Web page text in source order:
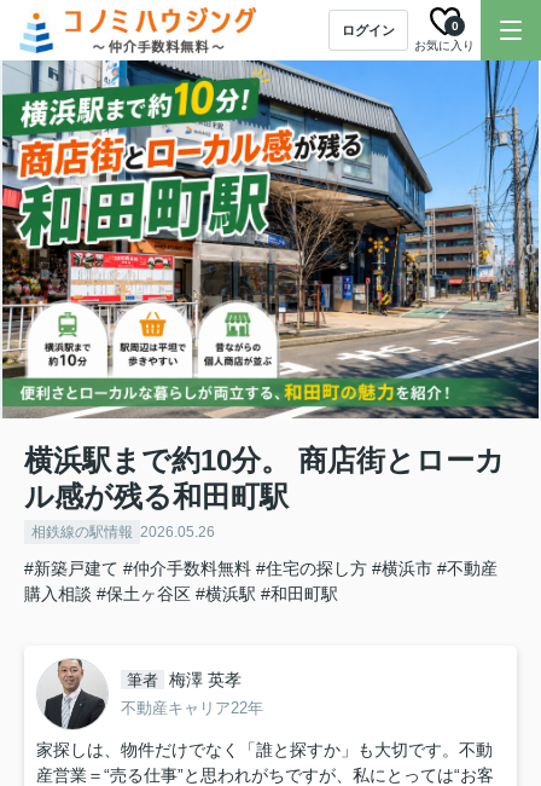
ログイン
お気に入り
0
横浜駅まで約10分。 商店街とローカ
ル感が残る和田町駅
相鉄線の駅情報 2026.05.26
#新築戸建て #仲介手数料無料 #住宅の探し方 #横浜市 #不動産
購入相談 #保土ヶ谷区 #横浜駅 #和田町駅
筆者 梅澤 英孝
不動産キャリア22年
家探しは、物件だけでなく「誰と探すか」も大切です。不動
産営業＝“売る仕事”と思われがちですが、私にとっては“お客